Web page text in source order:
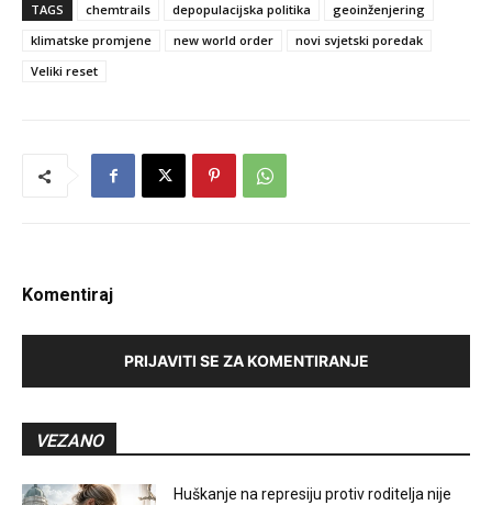
TAGS chemtrails depopulacijska politika
geoinženjering
klimatske promjene
new world order
novi svjetski poredak
Veliki reset
Komentiraj
PRIJAVITI SE ZA KOMENTIRANJE
VEZANO
Huškanje na represiju protiv roditelja nije